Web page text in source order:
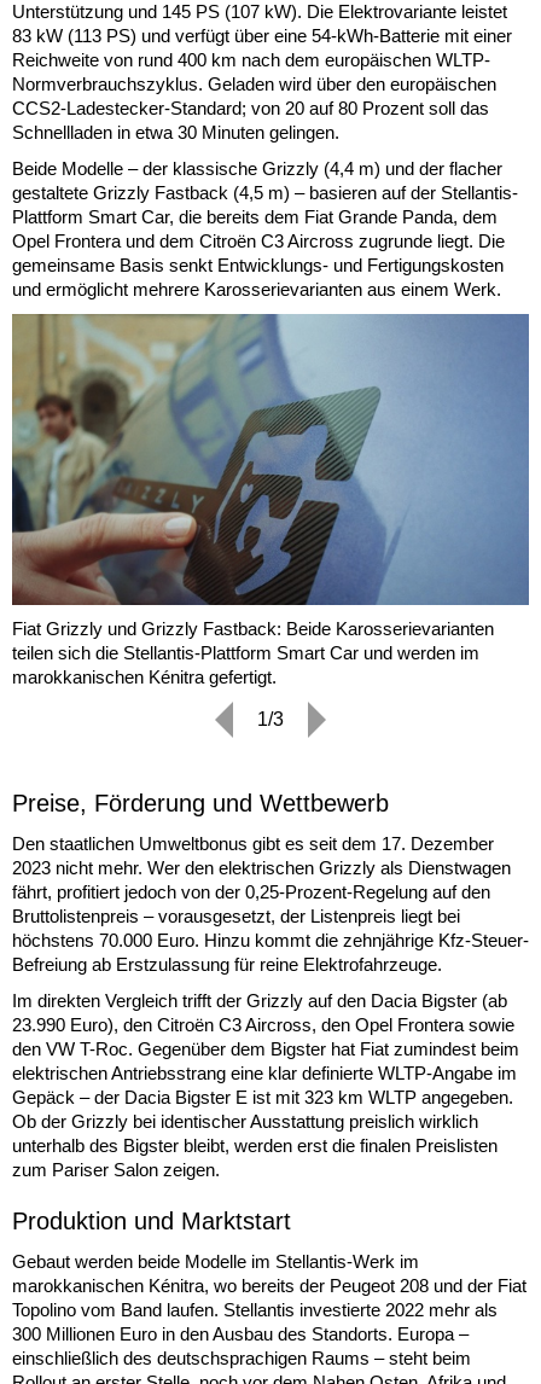
Unterstützung und 145 PS (107 kW). Die Elektrovariante leistet
83 kW (113 PS) und verfügt über eine 54-kWh-Batterie mit einer
Reichweite von rund 400 km nach dem europäischen WLTP-
Normverbrauchszyklus. Geladen wird über den europäischen
CCS2-Ladestecker-Standard; von 20 auf 80 Prozent soll das
Schnellladen in etwa 30 Minuten gelingen.
Beide Modelle – der klassische Grizzly (4,4 m) und der flacher
gestaltete Grizzly Fastback (4,5 m) – basieren auf der Stellantis-
Plattform Smart Car, die bereits dem Fiat Grande Panda, dem
Opel Frontera und dem Citroën C3 Aircross zugrunde liegt. Die
gemeinsame Basis senkt Entwicklungs- und Fertigungskosten
und ermöglicht mehrere Karosserievarianten aus einem Werk.
Fiat Grizzly und Grizzly Fastback: Beide Karosserievarianten
teilen sich die Stellantis-Plattform Smart Car und werden im
marokkanischen Kénitra gefertigt.
1/3
Preise, Förderung und Wettbewerb
Den staatlichen Umweltbonus gibt es seit dem 17. Dezember
2023 nicht mehr. Wer den elektrischen Grizzly als Dienstwagen
fährt, profitiert jedoch von der 0,25-Prozent-Regelung auf den
Bruttolistenpreis – vorausgesetzt, der Listenpreis liegt bei
höchstens 70.000 Euro. Hinzu kommt die zehnjährige Kfz-Steuer-
Befreiung ab Erstzulassung für reine Elektrofahrzeuge.
Im direkten Vergleich trifft der Grizzly auf den Dacia Bigster (ab
23.990 Euro), den Citroën C3 Aircross, den Opel Frontera sowie
den VW T-Roc. Gegenüber dem Bigster hat Fiat zumindest beim
elektrischen Antriebsstrang eine klar definierte WLTP-Angabe im
Gepäck – der Dacia Bigster E ist mit 323 km WLTP angegeben.
Ob der Grizzly bei identischer Ausstattung preislich wirklich
unterhalb des Bigster bleibt, werden erst die finalen Preislisten
zum Pariser Salon zeigen.
Produktion und Marktstart
Gebaut werden beide Modelle im Stellantis-Werk im
marokkanischen Kénitra, wo bereits der Peugeot 208 und der Fiat
Topolino vom Band laufen. Stellantis investierte 2022 mehr als
300 Millionen Euro in den Ausbau des Standorts. Europa –
einschließlich des deutschsprachigen Raums – steht beim